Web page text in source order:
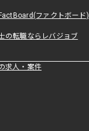
ファクトボード)
の転職ならレバジョブ
求人・案件